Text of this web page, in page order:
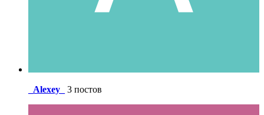
_Alexey_ 3 постов